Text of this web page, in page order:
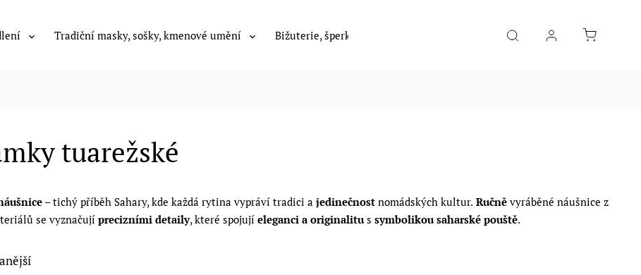
Tradiční masky, sošky, kmenové umění Bižuterie, šperky Hudební nástroje Potraviny
tuarežské
– tichý příběh Sahary, kde každá rytina vypráví tradici a jedinečnost nomádských kultur. Ručně vyráběné náušnice z
se vyznačují precizními detaily, které spojují eleganci a originalitu s symbolikou saharské pouště.